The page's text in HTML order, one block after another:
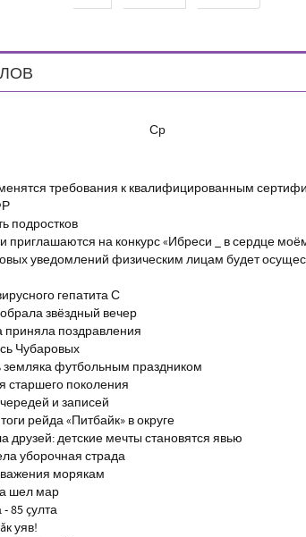
Ср
требования к квалифицированным
подростков
приглашаются на конкурс «Ибреси _ в сердце
уведомлений физическим лицам будет
гепатита С
звёздный вечер
поздравления
Чубаровых
земляка футбольным праздником
старшего поколения
и записей
рейда «Питбайк» в округе
друзей: детские мечты становятся явью
уборочная страда
морякам
шел мар
85 çулта
уяв!